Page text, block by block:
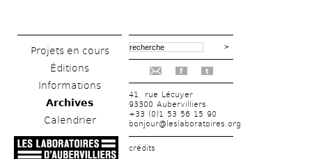
Projets en cours
Éditions
Informations
Archives
Calendrier
f t
41, rue Lécuyer
93300 Aubervilliers
+33 (0)1 53 56 15 90
bonjour@leslaboratoires.org
crédits